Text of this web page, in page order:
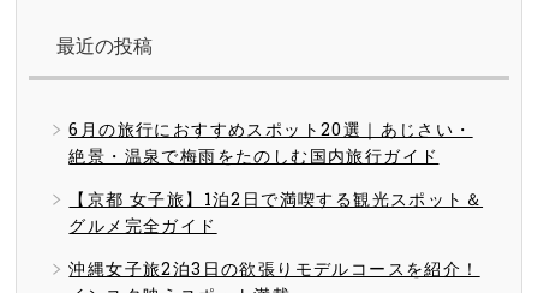
最近の投稿
6月の旅行におすすめスポット20選｜あじさい・
絶景・温泉で梅雨をたのしむ国内旅行ガイド
【京都 女子旅】1泊2日で満喫する観光スポット＆
グルメ完全ガイド
沖縄女子旅2泊3日の欲張りモデルコースを紹介！